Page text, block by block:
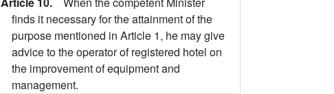
finds it necessary for the attainment of the
purpose mentioned in Article 1, he may give
advice to the operator of registered hotel on
the improvement of equipment and
management.